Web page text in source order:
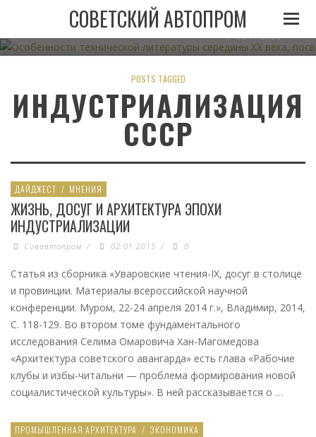
СОВЕТСКИЙ АВТОПРОМ
ОСОБЕННОСТИ ТЕХНИЧЕСКОЙ ЛИТЕРАТУРЫ
АВТОМОБИЛЬНОМУ
06.11.2023
POSTS TAGGED
ИНДУСТРИАЛИЗАЦИЯ
СССР
ДАЙДЖЕСТ / МНЕНИЯ
ЖИЗНЬ, ДОСУГ И АРХИТЕКТУРА ЭПОХИ
ИНДУСТРИАЛИЗАЦИИ
Совавтопром / 02.01.2015 / 0
Статья из сборника «Уваровские чтения-IХ, досуг в столице
и провинции. Материалы всероссийской научной
конференции. Муром, 22-24 апреля 2014 г.», Владимир, 2014,
С. 118-129. Во втором томе фундаментального
исследования Селима Омаровича Хан-Магомедова
«Архитектура советского авангарда» есть глава «Рабочие
клубы и избы-читальни — проблема формирования новой
социалистической культуры». В ней рассказывается о …
ПРОМЫШЛЕННАЯ АРХИТЕКТУРА / ЭКОНОМИКА